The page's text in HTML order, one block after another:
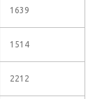
1639
1514
2212